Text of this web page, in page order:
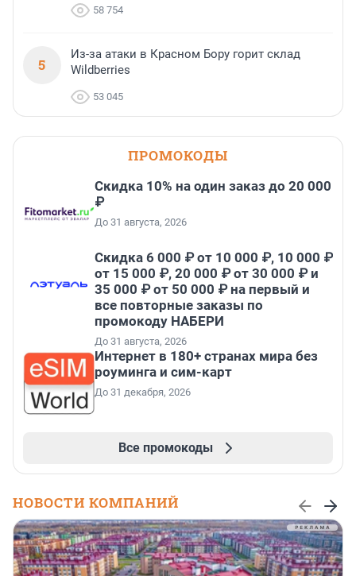
58 754
5
Из-за атаки в Красном Бору горит склад
Wildberries
53 045
ПРОМОКОДЫ
Скидка 10% на один заказ до 20 000
₽
До 31 августа, 2026
Скидка 6 000 ₽ от 10 000 ₽, 10 000 ₽
от 15 000 ₽, 20 000 ₽ от 30 000 ₽ и
35 000 ₽ от 50 000 ₽ на первый и
все повторные заказы по
промокоду НАБЕРИ
До 31 августа, 2026
Интернет в 180+ странах мира без
роуминга и сим-карт
До 31 декабря, 2026
Все промокоды
НОВОСТИ КОМПАНИЙ